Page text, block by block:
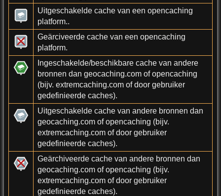
Uitgeschakelde cache van een opencaching
platform..
Geärciveerde cache van een opencaching
platform.
Ingeschakelde/beschikbare cache van andere
bronnen dan geocaching.com of opencaching
(bijv. extremcaching.com of door gebruiker
gedefinieerde caches).
Uitgeschakelde cache van andere bronnen dan
geocaching.com of opencaching (bijv.
extremcaching.com of door gebruiker
gedefinieerde caches).
Geärchiveerde cache van andere bronnen dan
geocaching.com of opencaching (bijv.
extremcaching.com of door gebruiker
gedefinieerde caches).